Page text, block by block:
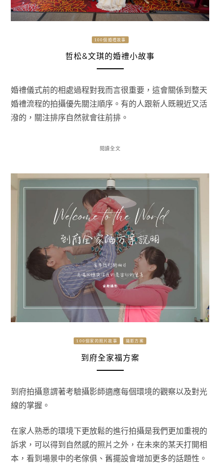
100個婚禮故事
哲松&文琪的婚禮小故事
婚禮儀式前的相處過程對我而言很重要，這會關係到整天
婚禮流程的拍攝優先關注順序。有的人跟新人既親近又活
潑的，關注排序自然就會往前排。
閱讀全文
100個家的照片故事 攝影方案
到府全家福方案
到府拍攝意謂著考驗攝影師適應每個環境的觀察以及對光
線的掌握。
在家人熟悉的環境下更放鬆的進行拍攝是我們更加重視的
訴求，可以得到自然感的照片之外，在未來的某天打開相
本，看到場景中的老傢俱、舊擺設會增加更多的話題性。